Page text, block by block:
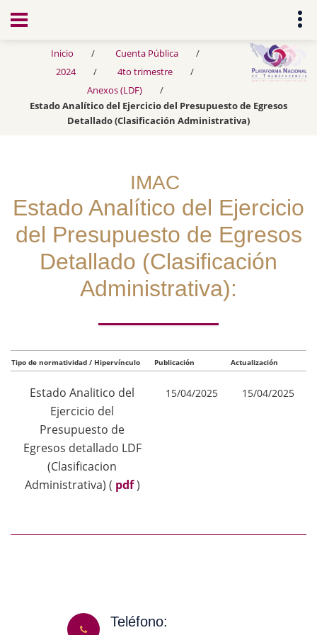
Transparencia
Inicio
Cuenta Pública
2024
4to trimestre
Anexos (LDF)
Estado Analítico del Ejercicio del Presupuesto de Egresos
Detallado (Clasificación Administrativa)
IMAC
Estado Analítico del Ejercicio
del Presupuesto de Egresos
Detallado (Clasificación
Administrativa):
Tipo de normatividad / Hipervínculo Publicación Actualización
Estado Analitico del
Ejercicio del
Presupuesto de
Egresos detallado LDF
(Clasificacion
Administrativa) ( pdf )
15/04/2025 15/04/2025
Teléfono: